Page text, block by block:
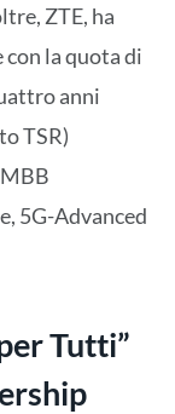
ZTE, ha
la quota di
anni
TSR)
5G-Advanced
Tutti”